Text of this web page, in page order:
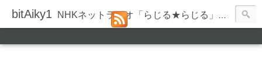
bitAiky1 NHKネットラジオ「らじる★らじる」の録音履歴